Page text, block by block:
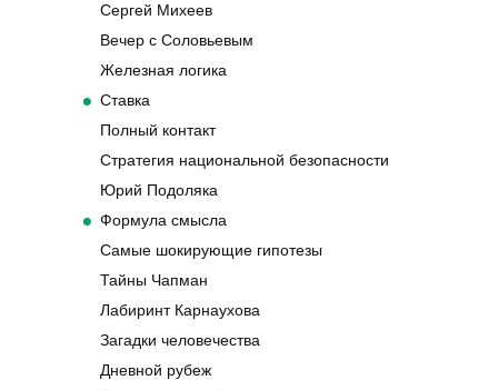
Сергей Михеев
Вечер с Соловьевым
Железная логика
Ставка
Полный контакт
Стратегия национальной безопасности
Юрий Подоляка
Формула смысла
Самые шокирующие гипотезы
Тайны Чапман
Лабиринт Карнаухова
Загадки человечества
Дневной рубеж